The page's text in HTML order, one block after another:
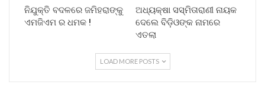
ନିଯୁକ୍ତି ବଦଳରେ ଜମିହରାଙ୍କୁ
ଏମଜିଏମ ର ଧମକ !
ଅଧ୍ୟକ୍ଷା ସସ୍ମିତାରାଣୀ ନାୟକ
ଦେଲେ ବିଡ଼ିଓଙ୍କ ନାମରେ
ଏତଲା
LOAD MORE POSTS